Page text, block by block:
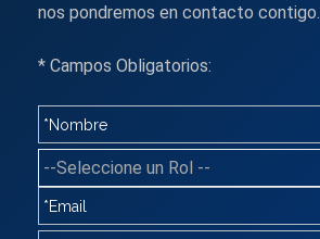
nos pondremos en contacto contigo.
* Campos Obligatorios: